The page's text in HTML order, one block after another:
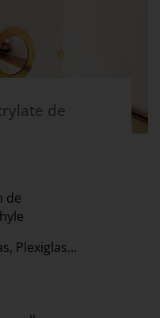
de
de
Plexiglas...